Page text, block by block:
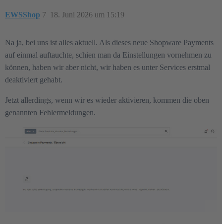
EWSShop 18. Juni 2026 um 15:19
7
Na ja, bei uns ist alles aktuell. Als dieses neue Shopware Payments
auf einmal auftauchte, schien man da Einstellungen vornehmen zu
können, haben wir aber nicht, wir haben es unter Services erstmal
deaktiviert gehabt.
Jetzt allerdings, wenn wir es wieder aktivieren, kommen die oben
genannten Fehlermeldungen.